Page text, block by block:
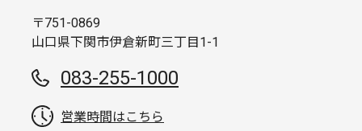
〒751-0869
山口県下関市伊倉新町三丁目1-1
083-255-1000
営業時間はこちら